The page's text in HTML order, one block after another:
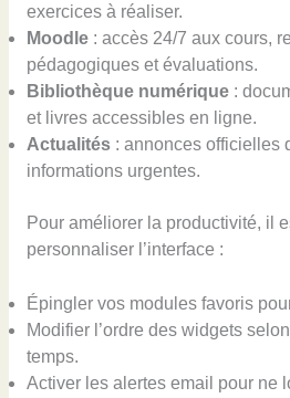
exercices à réaliser.
Moodle: accès 24/7 aux cours,
pédagogiques et évaluations.
Bibliothèque numérique:
et livres accessibles en ligne.
Actualités: annonces officielles
informations urgentes.
Pour améliorer la productivité, il
personnaliser l’interface :
Épingler vos modules favoris
Modifier l’ordre des widgets
temps.
Activer les alertes email pour ne